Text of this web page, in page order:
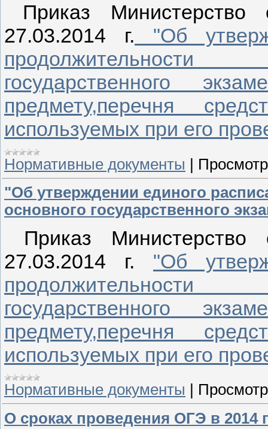
Приказ
27.03.2014 г. "Об
государственного
предмету,перечня
используемых при его
Нормативные документы |
"Об утверждении единого
основного государственного
Приказ
27.03.2014 г. "Об
государственного
предмету,перечня
используемых при его
Нормативные документы
О сроках проведения ОГЭ в 2014